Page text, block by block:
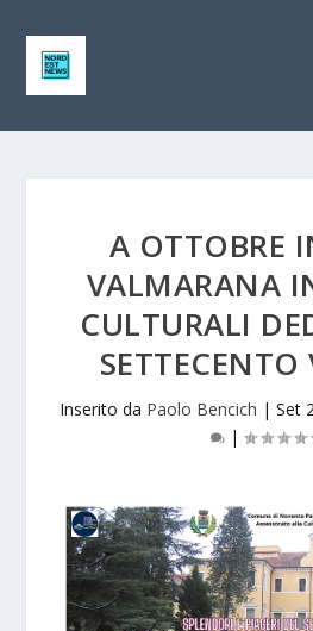
A OTTOBRE
VALMARANA
CULTURALI
SETTECENTO
Inserito da Paolo Bencich | Set
|